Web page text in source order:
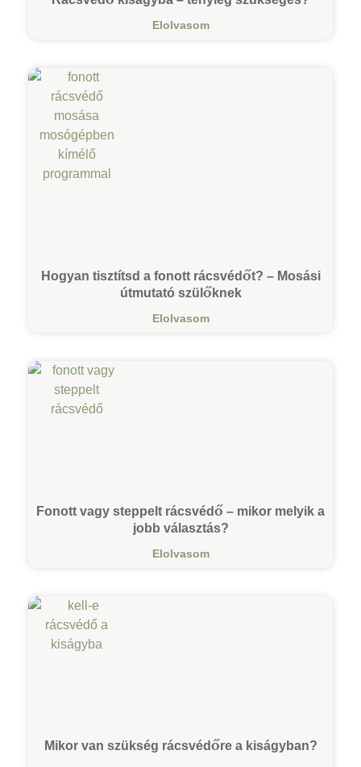
Elolvasom
Hogyan tisztítsd a fonott rácsvédőt? – Mosási
útmutató szülőknek
Elolvasom
Fonott vagy steppelt rácsvédő – mikor melyik a
jobb választás?
Elolvasom
Mikor van szükség rácsvédőre a kiságyban?